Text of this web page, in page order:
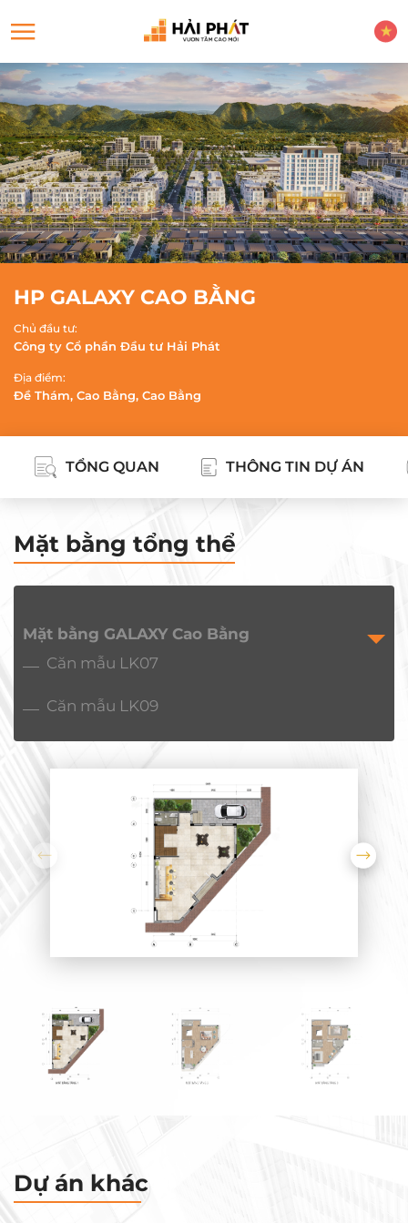
HP GALAXY CAO BẰNG
Chủ đầu tư:
Công ty Cổ phần Đầu tư Hải Phát
Địa điểm:
Đề Thám, Cao Bằng, Cao Bằng
TỔNG QUAN THÔNG TIN DỰ ÁN
Mặt bằng tổng thể
Mặt bằng GALAXY Cao Bằng
Căn mẫu LK07
Căn mẫu LK09
Dự án khác